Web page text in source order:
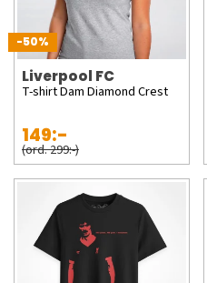
-50%
Liverpool FC
T-shirt Dam Diamond Crest
149:-
(ord. 299:-)